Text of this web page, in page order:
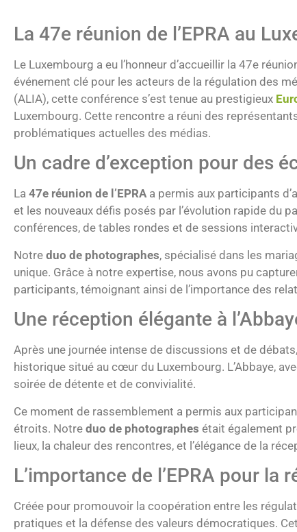
La 47e réunion de l’EPRA au
Le Luxembourg a eu l’honneur d’accueillir la 47e
événement clé pour les acteurs de la régulation des
(ALIA), cette conférence s’est tenue au prestigieux
Luxembourg. Cette rencontre a réuni des
problématiques actuelles des médias.
Un cadre d’exception pour des
La 47e réunion de l’EPRAa permis aux participants
et les nouveaux défis posés par l’évolution rapide du
conférences, de tables rondes et de sessions
Notre duo de photographes, spécialisé dans les
unique. Grâce à notre expertise, nous avons pu
participants, témoignant ainsi de l’importance des
Une réception élégante à
Après une journée intense de discussions et de
historique situé au cœur du Luxembourg. L’Abbaye,
soirée de détente et de convivialité.
Ce moment de rassemblement a permis aux
étroits. Notre duo de photographes était également
lieux, la chaleur des rencontres, et l’élégance de la
L’importance de l’EPRA pour la
Créée pour promouvoir la coopération entre les
pratiques et la défense des valeurs démocratiques.